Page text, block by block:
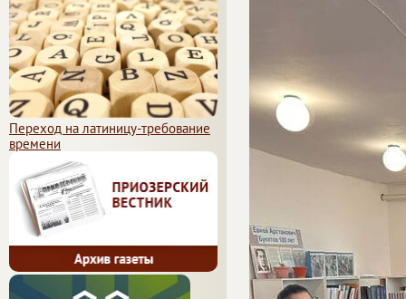
Переход на латиницу-требование
времени